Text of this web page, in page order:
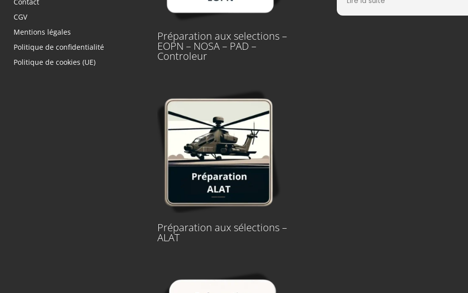
CGV
Mentions légales
Politique de confidentialité
Politique de cookies (UE)
Préparation aux selections –
EOPN – NOSA – PAD –
Controleur
Préparation aux sélections –
ALAT
pour préparer les sélections
EOPN, et je n’ai pas été déçu. Le